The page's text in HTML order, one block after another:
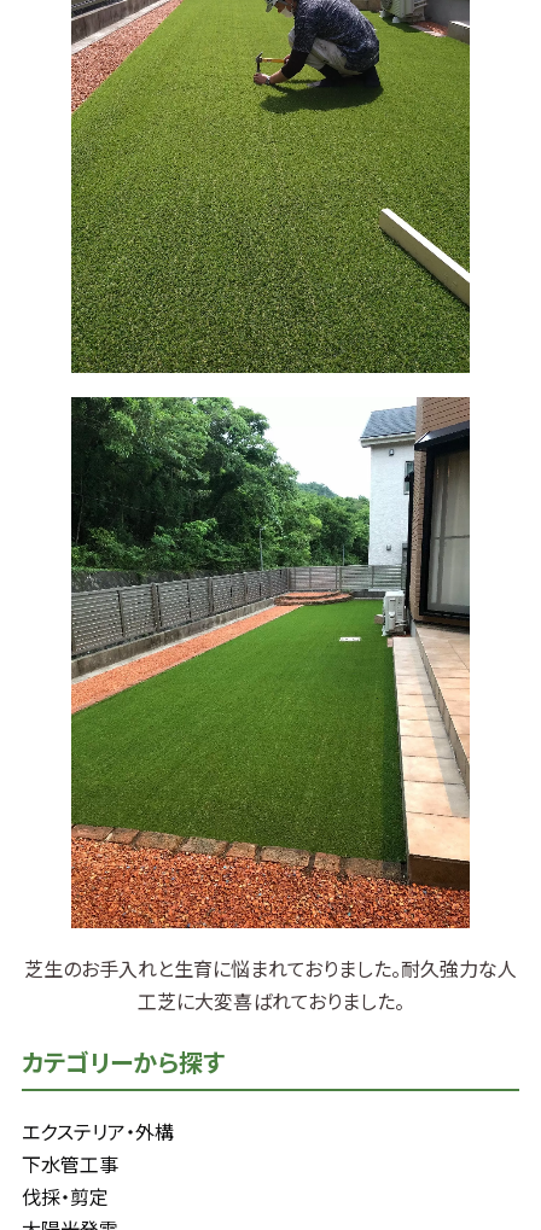
カテゴリーから探す
エクステリア・外構
下水管工事
伐採・剪定
芝生のお手入れと生育に悩まれておりました。耐久強力な人
工芝に大変喜ばれておりました。